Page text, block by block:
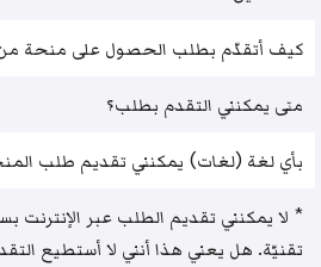
كيف أتقدّم بطلب الحصول على منحة من
متى يمكنني التقدم بطلب؟
بأي لغة (لغات) يمكنني تقديم طلب
* لا يمكنني تقديم الطلب عبر الإنترنت
تقنيّة. هل يعني هذا أنني لا أستطيع